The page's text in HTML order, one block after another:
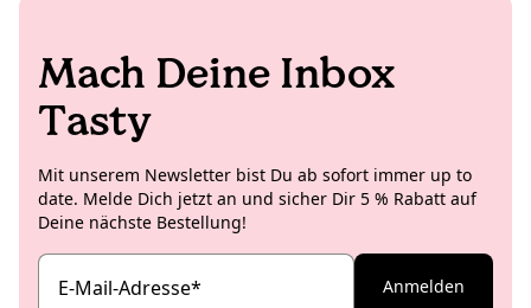
Mach Deine Inbox
Tasty
Mit unserem Newsletter bist Du ab sofort immer up to
date. Melde Dich jetzt an und sicher Dir 5 % Rabatt auf
Deine nächste Bestellung!
E-Mail-Adresse* Anmelden